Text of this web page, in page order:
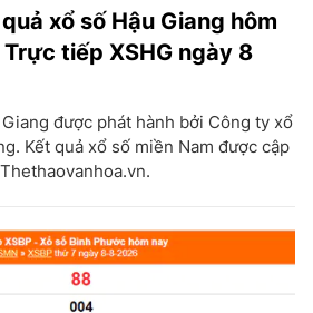
xổ số Hậu Giang hôm
tiếp XSHG ngày 8
được phát hành bởi Công ty xổ
Kết quả xổ số miền Nam được cập